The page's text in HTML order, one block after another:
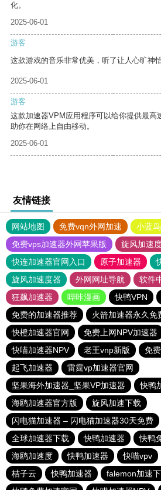
化。
2025-06-01
游客
这款游戏的音乐非常优美，听了让人心旷神怡
2025-06-01
游客
这款加速器VPM应用程序可以给你提供最高
助你在网络上自由移动。
2025-06-01
友情链接
网站地图 免费vqn外网加速
小蓝鸟
免费vps加速器外网苹果版
旋风加速
快连加速器官网入口
原子加速器
旋风加速度器
外网网址导航 软件
狂飙加速器
哔咔漫画 快鸭VPN
免费的加速器推荐
火箭加速器永久免
快橙加速器官网
免费上网NPV加速器
快喵加速器NPV
老王vnp新版
免
起飞加速器
雷霆vp加速器官网
坚果海外加速器_坚果VP加速器
快鸭
海鸥加速器官方版
旋风加速下载
闪电猫加速器 – 闪电猫加速器30天免费
全球加速器下载
快鸭加速器
快鸭
海鸥加速度
快鸭加速器 快喵vpv
桔子云
快鸭加速器
falemon加速